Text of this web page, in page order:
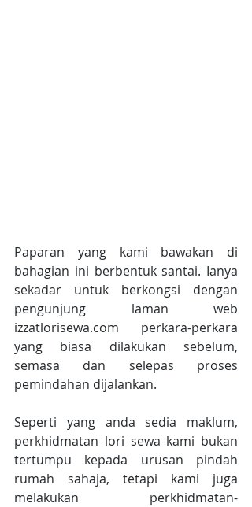
Paparan yang kami bawakan di
bahagian ini berbentuk santai. Ianya
sekadar untuk berkongsi dengan
pengunjung laman web
izzatlorisewa.com perkara-perkara
yang biasa dilakukan sebelum,
semasa dan selepas proses
pemindahan dijalankan.
Seperti yang anda sedia maklum,
perkhidmatan lori sewa kami bukan
tertumpu kepada urusan pindah
rumah sahaja, tetapi kami juga
melakukan perkhidmatan-